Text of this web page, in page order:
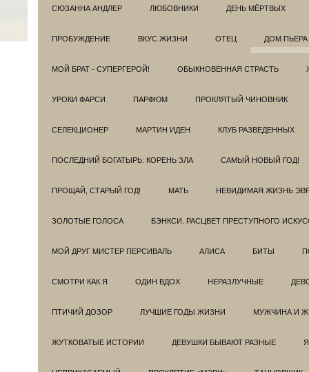
СЮЗАННА АНДЛЕР ЛЮБОВНИКИ ДЕНЬ МЁРТВЫХ
ПРОБУЖДЕНИЕ ВКУС ЖИЗНИ ОТЕЦ ДОМ ПЬЕРА
МОЙ БРАТ - СУПЕРГЕРОЙ! ОБЫКНОВЕННАЯ СТРАСТЬ
УРОКИ ФАРСИ ПАРФЮМ ПРОКЛЯТЫЙ ЧИНОВНИК
СЕЛЕКЦИОНЕР МАРТИН ИДЕН КЛУБ РАЗВЕДEННЫХ
ПОСЛЕДНИЙ БОГАТЫРЬ: КОРЕНЬ ЗЛА САМЫЙ НОВЫЙ ГОД!
ПРОЩАЙ, СТАРЫЙ ГОД! МАТЬ НЕВИДИМАЯ ЖИЗНЬ
ЗОЛОТЫЕ ГОЛОСА БЭНКСИ. РАСЦВЕТ ПРЕСТУПНОГО
МОЙ ДРУГ МИСТЕР ПЕРСИВАЛЬ АЛИСА БИТЫ
СМОТРИ КАК Я ОДИН ВДОХ НЕРАЗЛУЧНЫЕ
ПТИЧИЙ ДОЗОР ЛУЧШИЕ ГОДЫ ЖИЗНИ МУЖЧИНА И
ЖУТКОВАТЫЕ ИСТОРИИ ДЕВУШКИ БЫВАЮТ РАЗНЫЕ